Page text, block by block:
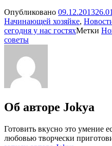
Опубликовано 09.12.2013
Начинающей хозяйке,
сегодня у нас гостяхМетки
советы
Об авторе Jokya
Готовить вкусно это умение
любовью творчески